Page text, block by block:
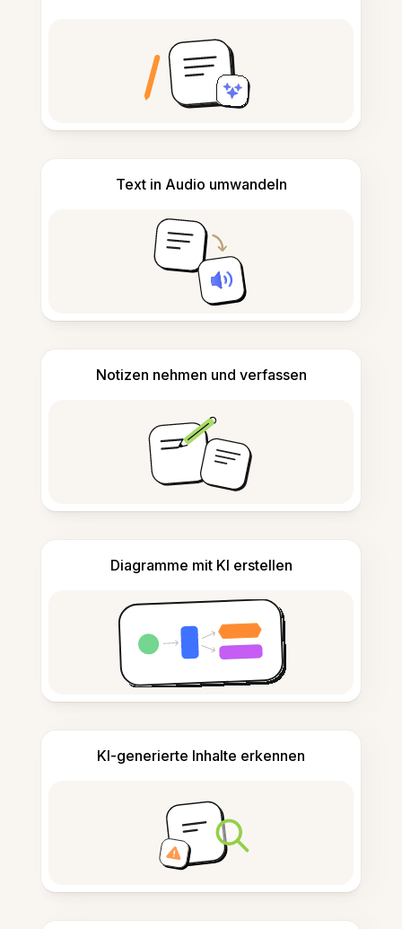
Text in Audio umwandeln
Notizen nehmen und verfassen
Diagramme mit KI erstellen
KI-generierte Inhalte erkennen